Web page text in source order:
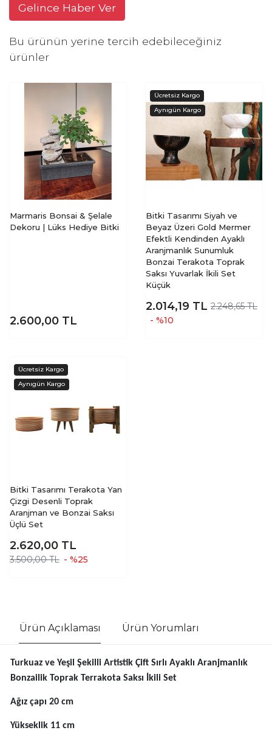
Gelince Haber Ver
Bu ürünün yerine tercih edebileceğiniz
ürünler
Marmaris Bonsai & Şelale
Dekoru | Lüks Hediye Bitki
2.600,00 TL
Bitki Tasarımı Siyah ve
Beyaz Üzeri Gold Mermer
Efektli Kendinden Ayaklı
Aranjmanlık Sunumluk
Bonzai Terakota Toprak
Saksı Yuvarlak İkili Set
Küçük
2.014,19 TL 2.248,65 TL
- %10
Bitki Tasarımı Terakota Yan
Çizgi Desenli Toprak
Aranjman ve Bonzai Saksı
Üçlü Set
2.620,00 TL
3.500,00 TL - %25
Ürün Açıklaması Ürün Yorumları
Turkuaz ve Yeşil Şekilli Artistik Çift Sırlı Ayaklı Aranjmanlık
Bonzailik Toprak Terrakota Saksı İkili Set
Ağız çapı 20 cm
Yükseklik 11 cm